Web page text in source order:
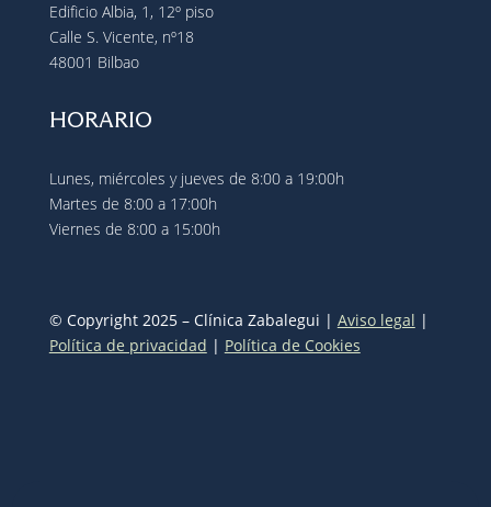
Edificio Albia, 1, 12º piso
Calle S. Vicente, nº18
48001 Bilbao
HORARIO
Lunes, miércoles y jueves de 8:00 a 19:00h
Martes de 8:00 a 17:00h
Viernes de 8:00 a 15:00h
© Copyright 2025 – Clínica Zabalegui | Aviso legal |
Política de privacidad | Política de Cookies